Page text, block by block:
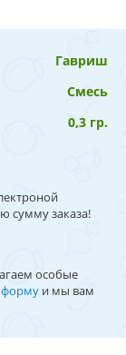
Гавриш
Смесь
0,3 гр.
сумму заказа!
особые
форму и мы вам